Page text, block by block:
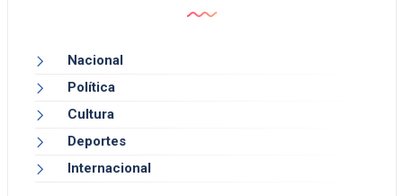
Nacional
Política
Cultura
Deportes
Internacional